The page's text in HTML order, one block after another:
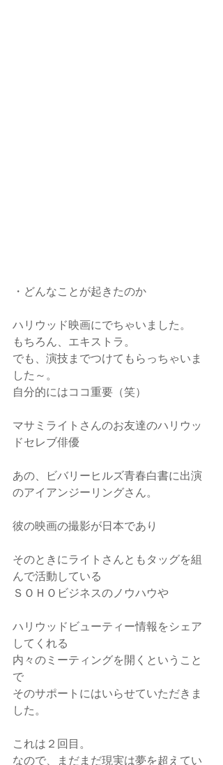
・どんなことが起きたのか
ハリウッド映画にでちゃいました。
もちろん、エキストラ。
でも、演技までつけてもらっちゃいま
した～。
自分的にはココ重要（笑）
マサミライトさんのお友達のハリウッ
ドセレブ俳優
あの、ビバリーヒルズ青春白書に出演
のアイアンジーリングさん。
彼の映画の撮影が日本であり
そのときにライトさんともタッグを組
んで活動している
ＳＯＨＯビジネスのノウハウや
ハリウッドビューティー情報をシェア
してくれる
内々のミーティングを開くということ
で
そのサポートにはいらせていただきま
した。
これは２回目。
なので、まだまだ現実は夢を超えてい